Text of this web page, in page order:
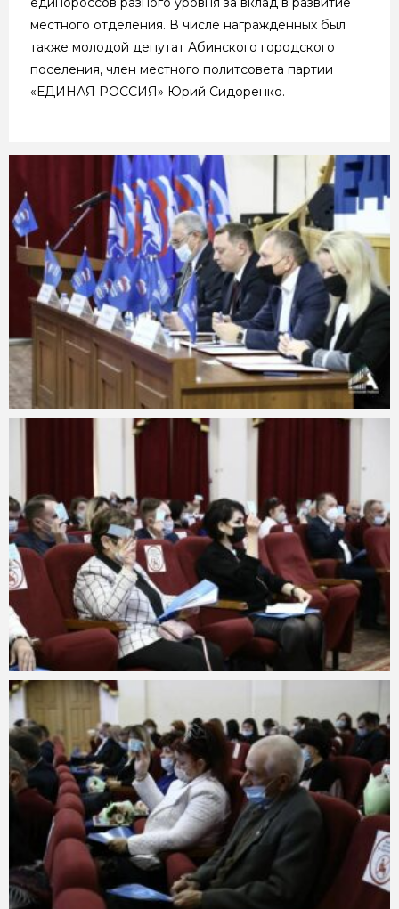
местного отделения. В числе награжденных был
также молодой депутат Абинского городского
поселения, член местного политсовета партии
«ЕДИНАЯ РОССИЯ» Юрий Сидоренко.